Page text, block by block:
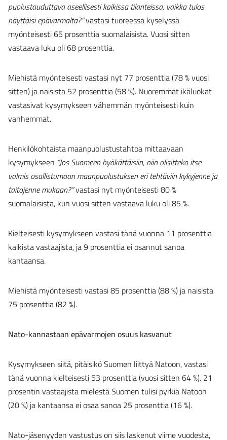
puolustauduttava aseellisesti kaikissa tilanteissa, vaikka tulos
näyttäisi epävarmalta?”vastasi tuoreessa kyselyssä
myönteisesti 65 prosenttia suomalaisista. Vuosi sitten
vastaava luku oli 68 prosenttia.
Miehistä myönteisesti vastasi nyt 77 prosenttia (78 % vuosi
sitten) ja naisista 52 prosenttia (58 %). Nuoremmat ikäluokat
vastasivat kysymykseen vähemmän myönteisesti kuin
vanhemmat.
Henkilökohtaista maanpuolustustahtoa mittaavaan
kysymykseen ”Jos Suomeen hyökättäisiin, niin olisitteko itse
valmis osallistumaan maanpuolustuksen eri tehtäviin kykyjenne ja
taitojenne mukaan?”vastasi nyt myönteisesti 80 %
suomalaisista, kun vuosi sitten vastaava luku oli 85 %.
Kielteisesti kysymykseen vastasi tänä vuonna 11 prosenttia
kaikista vastaajista, ja 9 prosenttia ei osannut sanoa
kantaansa.
Miehistä myönteisesti vastasi 85 prosenttia (88 %) ja naisista
75 prosenttia (82 %).
Nato-kannastaan epävarmojen osuus kasvanut
Kysymykseen siitä, pitäisikö Suomen liittyä Natoon, vastasi
tänä vuonna kielteisesti 53 prosenttia (vuosi sitten 64 %). 21
prosentin vastaajista mielestä Suomen tulisi pyrkiä Natoon
(20 %) ja kantaansa ei osaa sanoa 25 prosenttia (16 %).
Nato-jäsenyyden vastustus on siis laskenut viime vuodesta,